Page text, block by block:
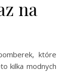
na
które
kilka modnych